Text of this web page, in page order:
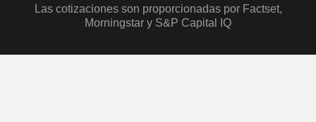
Las cotizaciones son proporcionadas por Factset,
Morningstar y S&P Capital IQ